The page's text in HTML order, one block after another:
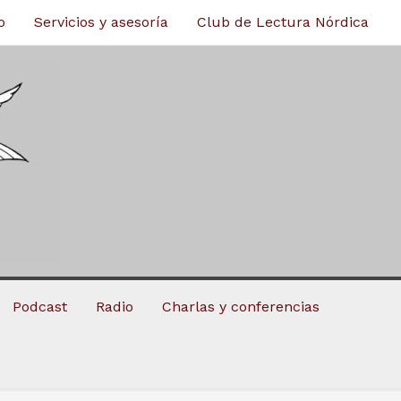
Servicios y asesoría Club de Lectura Nórdica
Podcast Radio Charlas y conferencias